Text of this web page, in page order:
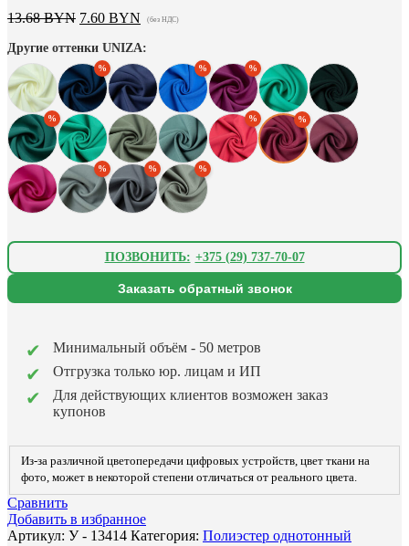
13.68BYN Первоначальная
составляла
13.68 BYN.
7.60 BYN Текущая
7.60 BYN.
(без НДС)
Другие оттенки UNIZA:
ПОЗВОНИТЬ: +375 (29) 737-70-07
Заказать обратный звонок
Минимальный объём - 50 метров
Отгрузка только юр. лицам и ИП
Для действующих клиентов возможен заказ
купонов
Из-за различной цветопередачи цифровых устройств, цвет ткани на
фото, может в некоторой степени отличаться от реального цвета.
Сравнить
Добавить в избранное
Артикул: У - 13414 Категория: Полиэстер однотонный